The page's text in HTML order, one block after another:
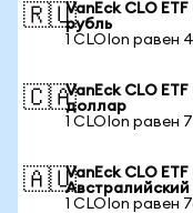
🇷🇺VanEck CLO
рубль
1 CLOIon равен
🇨🇦VanEck CLO
доллар
1 CLOIon равен
🇦🇺VanEck CLO
1 CLOIon равен